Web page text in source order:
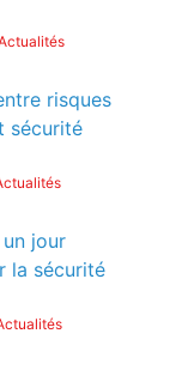
risques
sécurité
jour
la sécurité